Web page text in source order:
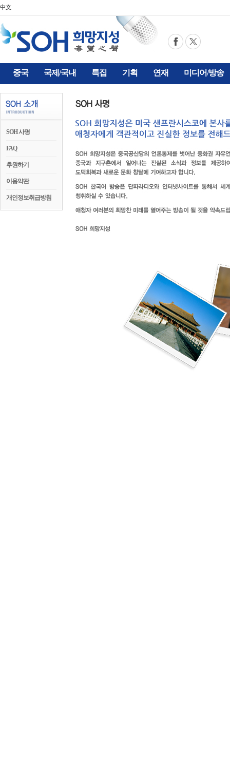
中文
중국 국제/국내 특집 기획 연재 미디어/방송
SOH 사명
FAQ
후원하기
이용약관
개인정보취급방침